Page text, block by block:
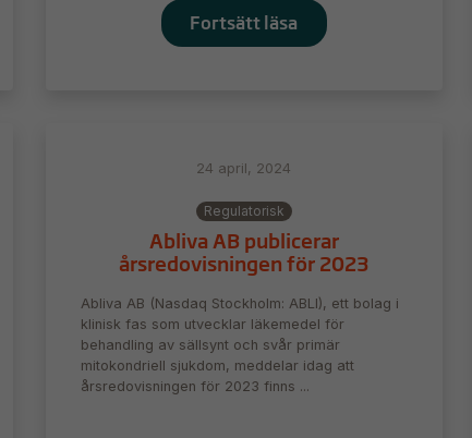
Fortsätt läsa
24 april, 2024
Regulatorisk
Abliva AB publicerar
årsredovisningen för 2023
Abliva AB (Nasdaq Stockholm: ABLI), ett bolag i
klinisk fas som utvecklar läkemedel för
behandling av sällsynt och svår primär
mitokondriell sjukdom, meddelar idag att
årsredovisningen för 2023 finns ...
förbättra
hemsidans
hemsidan
Upplevelse
hemsida ska
prestera så
bra som
möjligt
under ditt